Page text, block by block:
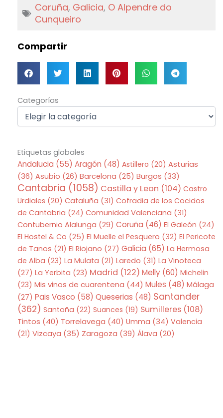
Coruña, Galicia, O Alpendre do
Cunqueiro
Compartir
Categorías
Categorías
Etiquetas globales
Andalucia (55) Aragón (48) Astillero (20) Asturias
(36) Asubio (26) Barcelona (25) Burgos (33)
Cantabria (1058) Castilla y Leon (104) Castro
Urdiales (20) Cataluña (31) Cofradia de los Cocidos
de Cantabria (24) Comunidad Valenciana (31)
Contubernio Alalunga (29) Coruña (46) El Galeón (24)
El Hostel & Co (25) El Muelle el Pesquero (32) El Pericote
de Tanos (21) El Riojano (27) Galicia (65) La Hermosa
de Alba (23) La Mulata (21) Laredo (31) La Vinoteca
(27) La Yerbita (23) Madrid (122) Melly(60) Michelin
(23) Mis vinos de cuarentena (44) Mules (48) Málaga
(27) Pais Vasco (58) Queserias (48) Santander
(362) Santoña (22) Suances (19) Sumilleres(108)
Tintos (40) Torrelavega (40) Umma (34) Valencia
(21) Vizcaya (35) Zaragoza (39) Álava (20)